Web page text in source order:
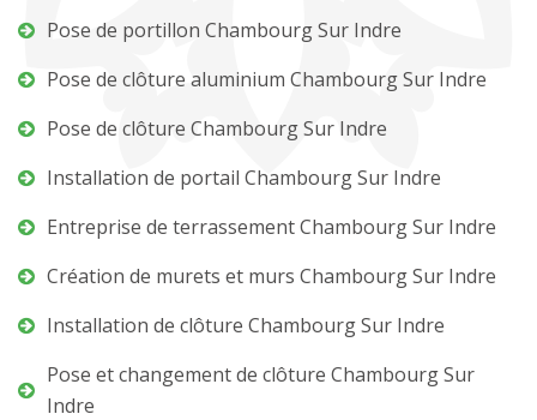
Pose de portillon Chambourg Sur Indre
Pose de clôture aluminium Chambourg Sur Indre
Pose de clôture Chambourg Sur Indre
Installation de portail Chambourg Sur Indre
Entreprise de terrassement Chambourg Sur Indre
Création de murets et murs Chambourg Sur Indre
Installation de clôture Chambourg Sur Indre
Pose et changement de clôture Chambourg Sur
Indre